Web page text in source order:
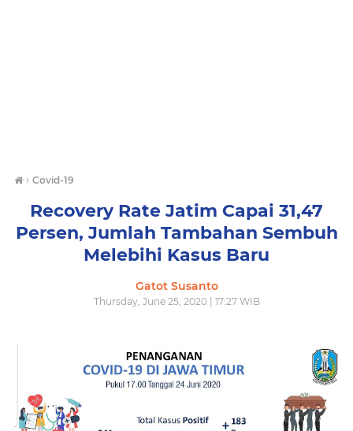
› Covid-19
Recovery Rate Jatim Capai 31,47
Persen, Jumlah Tambahan Sembuh
Melebihi Kasus Baru
Gatot Susanto
Thursday, June 25, 2020 | 17:27 WIB